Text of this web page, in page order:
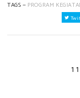
TAGS — PROGRAM